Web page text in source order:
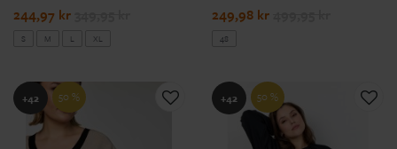
244,97 kr
S M XL
249,98 kr
48
+42 50 % +42 50 %